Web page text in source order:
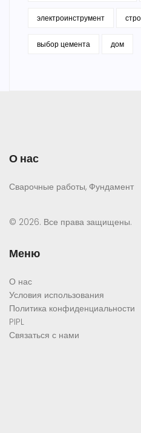
электроинструмент
выбор цемента дом
О нас
Сварочные работы, Фундамент
© 2026. Все права защищены.
Меню
О нас
Условия использования
Политика конфиденциальности
PIPL
Связаться с нами